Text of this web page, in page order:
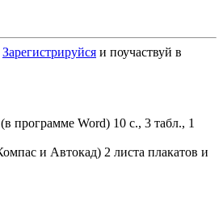
Зарегистрируйся и поучаствуй в
программе Word) 10 с., 3 табл., 1
и Автокад) 2 листа плакатов и